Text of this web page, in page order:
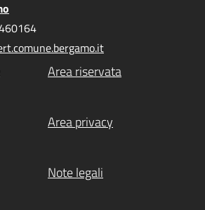
Area riservata
Area privacy
Note legali